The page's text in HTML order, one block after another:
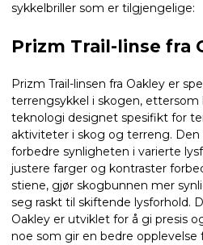
sykkelbriller som er tilgjengelige:
Prizm Trail-linse fra
Prizm Trail-linsen fra Oakley er
terrengsykkel i skogen, ettersom
teknologi designet spesifikt for
aktiviteter i skog og terreng. Den
forbedre synligheten i varierte
justere farger og kontraster
stiene, gjør skogbunnen mer
seg raskt til skiftende lysforhold.
Oakley er utviklet for å gi presis
noe som gir en bedre